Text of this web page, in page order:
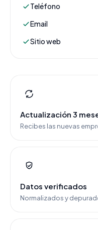
Teléfono
Email
Sitio web
Actualización 3
Recibes las nuevas
Datos verificados
Normalizados y